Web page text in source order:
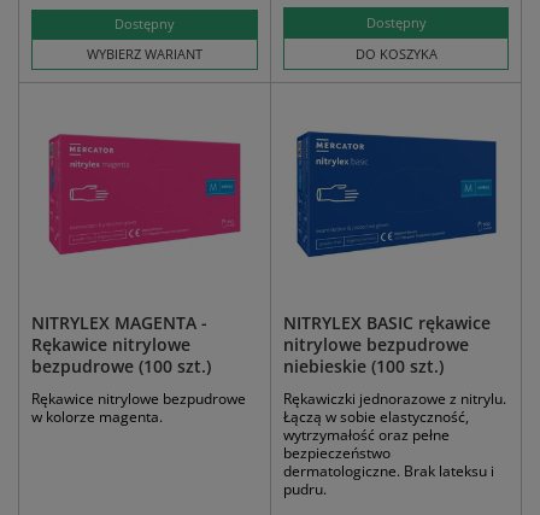
Dostępny
WYBIERZ WARIANT
Dostępny
DO KOSZYKA
NITRYLEX MAGENTA -
Rękawice nitrylowe
bezpudrowe (100 szt.)
Rękawice nitrylowe bezpudrowe
w kolorze magenta.
NITRYLEX BASIC rękawice
nitrylowe bezpudrowe
niebieskie (100 szt.)
Rękawiczki jednorazowe z nitrylu.
Łączą w sobie elastyczność,
wytrzymałość oraz pełne
bezpieczeństwo
dermatologiczne. Brak lateksu i
pudru.